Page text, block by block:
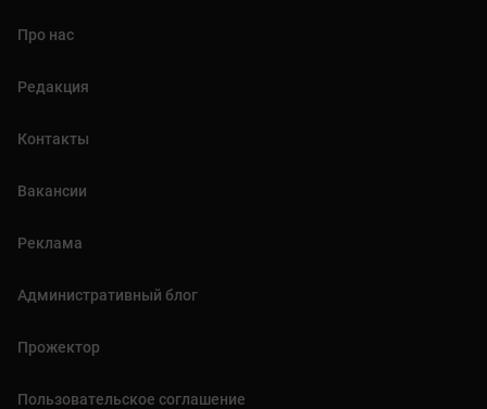
Про нас
Редакция
Контакты
Вакансии
Реклама
Административный блог
Прожектор
Пользовательское соглашение